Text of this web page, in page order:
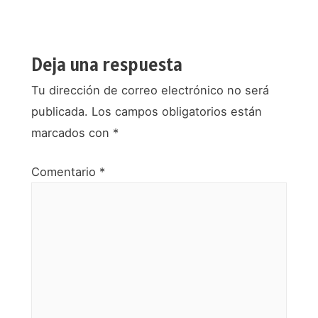
Deja una respuesta
Tu dirección de correo electrónico no será
publicada. Los campos obligatorios están
marcados con *
Comentario *